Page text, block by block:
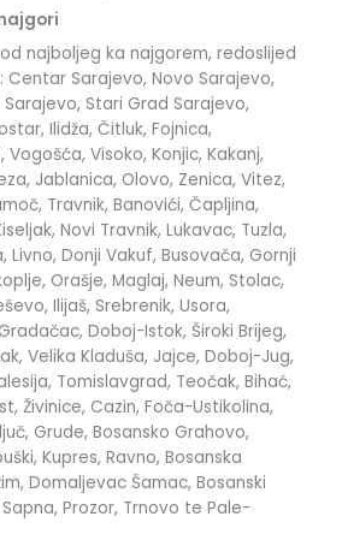
najboljeg ka najgorem, redoslijed
Centar Sarajevo, Novo Sarajevo,
Stari Grad Sarajevo,
Ilidža, Čitluk, Fojnica,
Vogošća, Visoko, Konjic, Kakanj,
Jablanica, Olovo, Zenica, Vitez,
Travnik, Banovići, Čapljina,
Novi Travnik, Lukavac, Tuzla,
Livno, Donji Vakuf, Busovača, Gornji
Orašje, Maglaj, Neum, Stolac,
Ilijaš, Srebrenik, Usora,
Doboj-Istok, Široki Brijeg,
Velika Kladuša, Jajce, Doboj-Jug,
Tomislavgrad, Teočak, Bihać,
Živinice, Cazin, Foča-Ustikolina,
Grude, Bosansko Grahovo,
Kupres, Ravno, Bosanska
Domaljevac Šamac, Bosanski
Prozor, Trnovo te Pale-